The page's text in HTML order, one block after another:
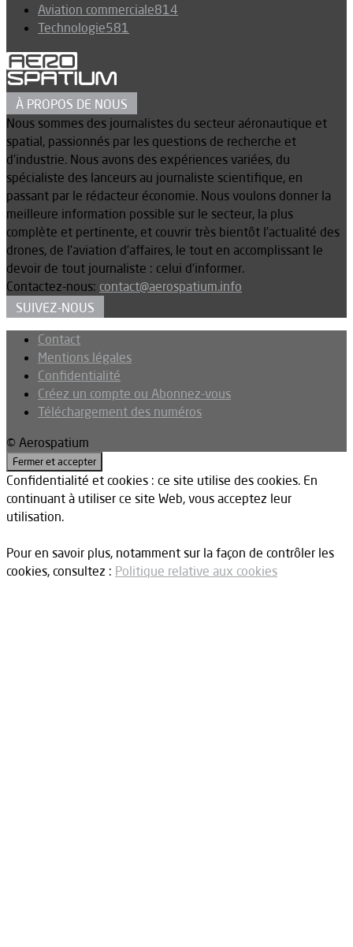
Aviation commerciale814
Technologie581
À PROPOS DE NOUS
Nous sommes des journalistes du secteur aéronautique et
spatial, passionnés par les questions de recherche et
d’industrie. Nous avons des expériences variées, du
spécialiste des lanceurs au journaliste scientifique, en
passant par le rédacteur économie. Nous voulons donner la
meilleure information possible sur le secteur, la plus
complète et pertinente, et couvrir très bientôt l’actualité des
drones, de l’aviation d’affaires, le tout en accomplissant le
devoir de tout journaliste : celui d’informer.
Contactez-nous: contact@aerospatium.info
SUIVEZ-NOUS
Contact
Mentions légales
Confidentialité
Créez un compte ou Abonnez-vous
Téléchargement des numéros
© Aerospatium
Confidentialité et cookies : ce site utilise des cookies. En
continuant à utiliser ce site Web, vous acceptez leur
utilisation.
Pour en savoir plus, notamment sur la façon de contrôler les
cookies, consultez : Politique relative aux cookies